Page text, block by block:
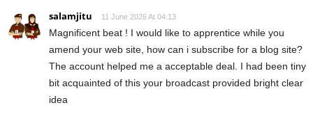
salamjitu 11 June 2026 At 04:13
Magnificent beat ! I would like to apprentice while you
amend your web site, how can i subscribe for a blog site?
The account helped me a acceptable deal. I had been tiny
bit acquainted of this your broadcast provided bright clear
idea